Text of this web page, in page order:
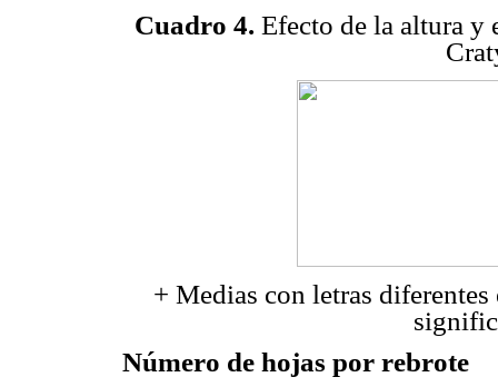
Cuadro 4. Efecto de la altura y
+ Medias con letras
Número de hojas por rebrote